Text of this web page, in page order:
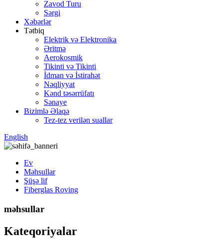
Zavod Turu
Sərgi
Xəbərlər
Tətbiq
Elektrik və Elektronika
Əritmə
Aerokosmik
Tikinti və Tikinti
İdman və İstirahət
Nəqliyyat
Kənd təsərrüfatı
Sənaye
Bizimlə Əlaqə
Tez-tez verilən suallar
English
Ev
Məhsullar
Şüşə lif
Fiberglas Roving
məhsullar
Kateqoriyalar